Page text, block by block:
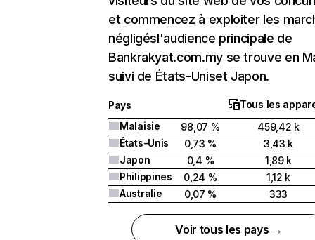
et commencez à exploiter les
négligésl'audience principale de
Bankrakyat.com.my se trouve en
suivi de États-Uniset Japon.
Pays
Tous les
Malaisie
98,07 %
459,42 k
États-Unis
0,73 %
3,43 k
Japon
0,4 %
1,89 k
Philippines
0,24 %
1,12 k
Australie
0,07 % 333
Voir tous les pays →